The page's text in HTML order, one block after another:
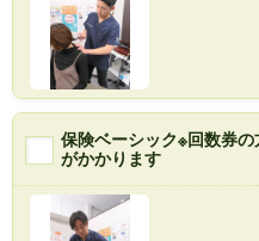
保険ベーシック※回数券
がかかります